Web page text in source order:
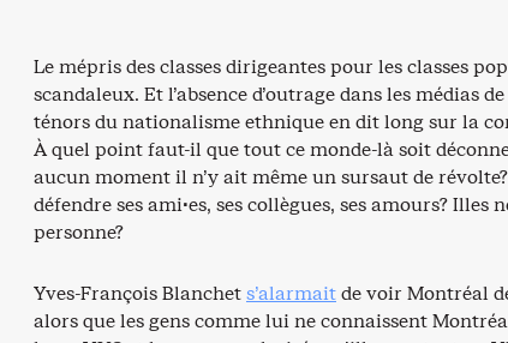
Le mépris des classes dirigeantes pour les classes
scandaleux. Et l’absence d’outrage dans les médias
ténors du nationalisme ethnique en dit long sur la
À quel point faut-il que tout ce monde-là soit
aucun moment il n’y ait même un sursaut de
défendre ses ami·es, ses collègues, ses amours? Illes
personne?
Yves-François Blanchets’alarmaitde voir Montréal
alors que les gens comme lui ne connaissent